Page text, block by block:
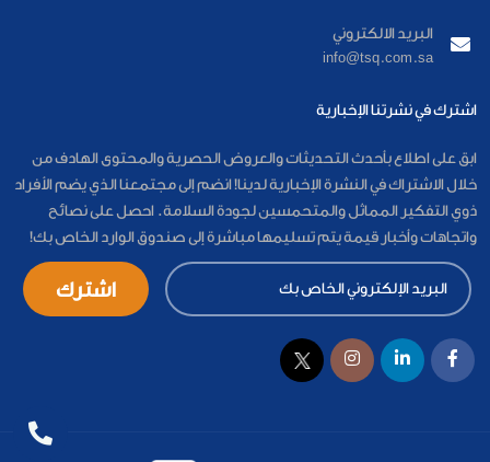
البريد الالكتروني
info@tsq.com.sa
اشترك في نشرتنا الإخبارية
ابق على اطلاع بأحدث التحديثات والعروض الحصرية والمحتوى الهادف من
خلال الاشتراك في النشرة الإخبارية لدينا! انضم إلى مجتمعنا الذي يضم الأفراد
ذوي التفكير المماثل والمتحمسين لجودة السلامة. احصل على نصائح
واتجاهات وأخبار قيمة يتم تسليمها مباشرة إلى صندوق الوارد الخاص بك!
اشترك